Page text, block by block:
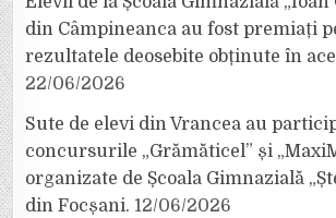
din Câmpineanca au fost premiați
rezultatele deosebite obținute în
22/06/2026
Sute de elevi din Vrancea au
concursurile „Grămăticel” și
organizate de Școala Gimnazială
din Focșani. 12/06/2026